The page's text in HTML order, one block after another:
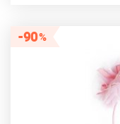
90